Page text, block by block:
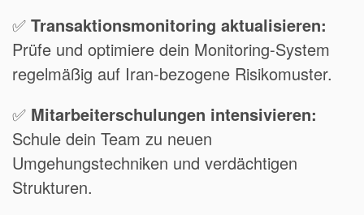
✅ Transaktionsmonitoring aktualisieren:
Prüfe und optimiere dein Monitoring-System
regelmäßig auf Iran-bezogene Risikomuster.
✅ Mitarbeiterschulungen intensivieren:
Schule dein Team zu neuen
Umgehungstechniken und verdächtigen
Strukturen.